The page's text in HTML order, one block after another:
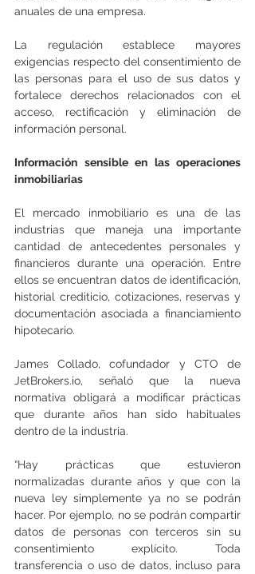
anuales de una empresa.
La regulación establece mayores
exigencias respecto del consentimiento de
las personas para el uso de sus datos y
fortalece derechos relacionados con el
acceso, rectificación y eliminación de
información personal.
Información sensible en las operaciones
inmobiliarias
El mercado inmobiliario es una de las
industrias que maneja una importante
cantidad de antecedentes personales y
financieros durante una operación. Entre
ellos se encuentran datos de identificación,
historial crediticio, cotizaciones, reservas y
documentación asociada a financiamiento
hipotecario.
James Collado, cofundador y CTO de
JetBrokers.io, señaló que la nueva
normativa obligará a modificar prácticas
que durante años han sido habituales
dentro de la industria.
“Hay prácticas que estuvieron
normalizadas durante años y que con la
nueva ley simplemente ya no se podrán
hacer. Por ejemplo, no se podrán compartir
datos de personas con terceros sin su
consentimiento explícito. Toda
transferencia o uso de datos, incluso para